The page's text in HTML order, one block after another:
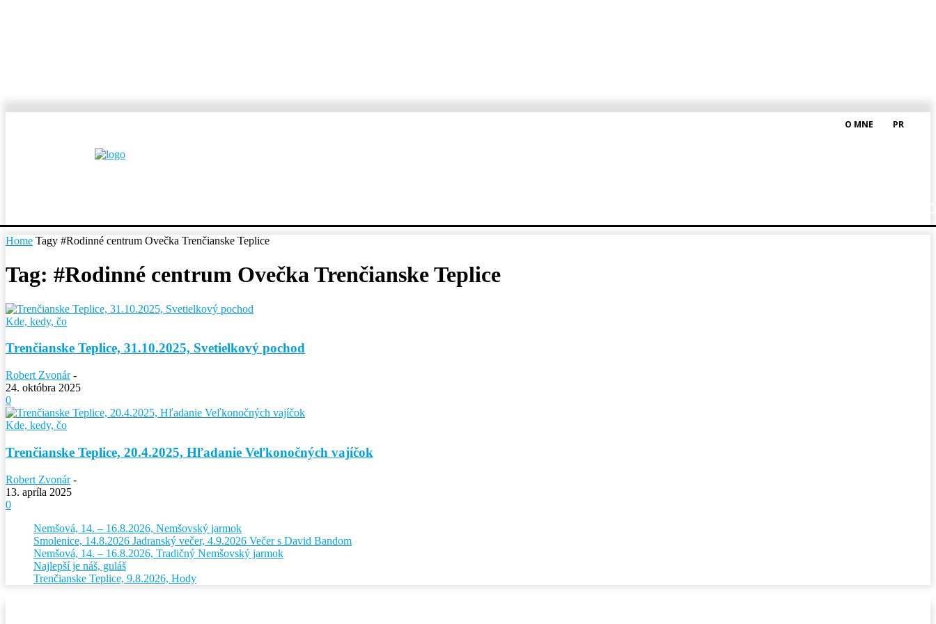
O MNE PR
Home Tagy #Rodinné centrum Ovečka Trenčianske Teplice
Tag: #Rodinné centrum Ovečka Trenčianske Teplice
Kde, kedy, čo
Trenčianske Teplice, 31.10.2025, Svetielkový pochod
Robert Zvonár -
24. októbra 2025
0
Kde, kedy, čo
Trenčianske Teplice, 20.4.2025, Hľadanie Veľkonočných vajíčok
Robert Zvonár -
13. apríla 2025
0
Nemšová, 14. – 16.8.2026, Nemšovský jarmok
Smolenice, 14.8.2026 Jadranský večer, 4.9.2026 Večer s David Bandom
Nemšová, 14. – 16.8.2026, Tradičný Nemšovský jarmok
Najlepší je náš, guláš
Trenčianske Teplice, 9.8.2026, Hody